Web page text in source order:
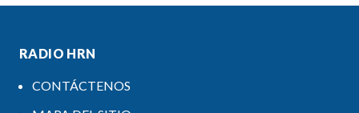
RADIO HRN
CONTÁCTENOS